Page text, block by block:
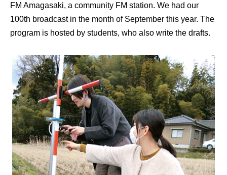
FM Amagasaki, a community FM station. We had our
100th broadcast in the month of September this year. The
program is hosted by students, who also write the drafts.